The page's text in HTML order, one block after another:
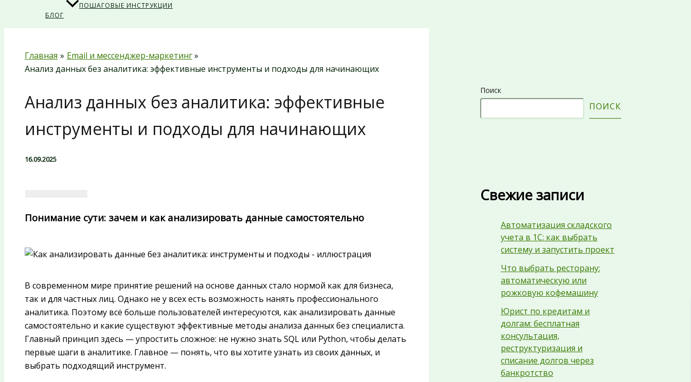
ПОШАГОВЫЕ ИНСТРУКЦИИ
БЛОГ
Главная
Email и мессенджер-маркетинг
Анализ данных без аналитика: эффективные инструменты и подходы для начинающих
Анализ данных без аналитика: эффективные
инструменты и подходы для начинающих
16.09.2025
Понимание сути: зачем и как анализировать данные самостоятельно
В современном мире принятие решений на основе данных стало нормой как для бизнеса,
так и для частных лиц. Однако не у всех есть возможность нанять профессионального
аналитика. Поэтому всё больше пользователей интересуются, как анализировать данные
самостоятельно и какие существуют эффективные методы анализа данных без специалиста.
Главный принцип здесь — упростить сложное: не нужно знать SQL или Python, чтобы делать
первые шаги в аналитике. Главное — понять, что вы хотите узнать из своих данных, и
выбрать подходящий инструмент.
Поиск
ПОИСК
Свежие записи
Автоматизация складского
учета в 1С: как выбрать
систему и запустить проект
Что выбрать ресторану:
автоматическую или
рожковую кофемашину
Юрист по кредитам и
долгам: бесплатная
консультация,
реструктуризация и
списание долгов через
банкротство